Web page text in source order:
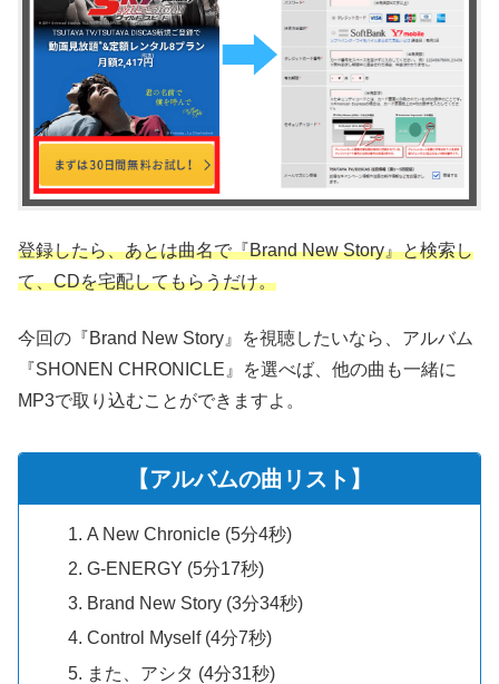
登録したら、あとは曲名で『Brand New Story』と検索し
て、CDを宅配してもらうだけ。
今回の『Brand New Story』を視聴したいなら、アルバム
『SHONEN CHRONICLE』を選べば、他の曲も一緒に
MP3で取り込むことができますよ。
【アルバムの曲リスト】
A New Chronicle (5分4秒)
G-ENERGY (5分17秒)
Brand New Story (3分34秒)
Control Myself (4分7秒)
また、アシタ (4分31秒)